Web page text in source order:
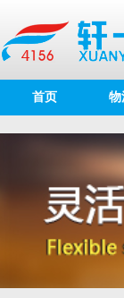
首页 物